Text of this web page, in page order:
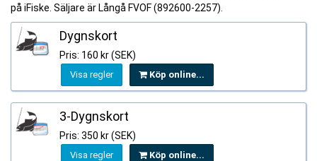
på iFiske. Säljare är Långå FVOF (892600-2257).
Dygnskort
Pris: 160 kr (SEK)
Visa regler Köp online...
3-Dygnskort
Pris: 350 kr (SEK)
Visa regler Köp online...